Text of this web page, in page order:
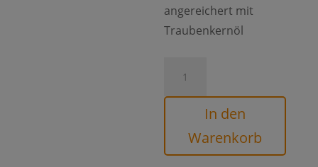
angereichert mit
Traubenkernöl
Bernstein-
Menge
In den
Warenkorb